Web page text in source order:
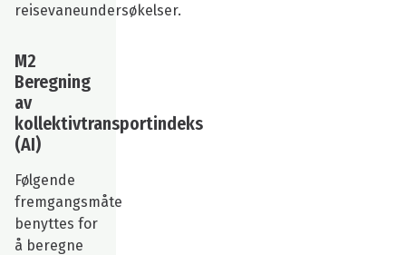
reisevaneundersøkelser.
M2
Beregning
av
kollektivtransportindeks
(AI)
Følgende
fremgangsmåte
benyttes for
å beregne